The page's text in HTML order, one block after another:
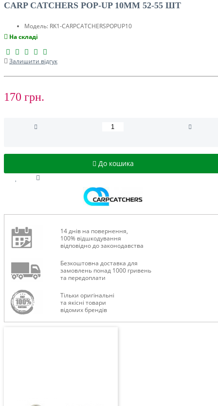
CARP CATCHERS POP-UP 10MM 52-55 ШТ
Модель: RK1-CARPCATCHERSPOPUP10
На складі
Залишити відгук
170 грн.
До кошика
14 днів на повернення,
100% відшкодування
відповідно до законодавства
Безкоштовна доставка для
замовлень понад 1000 гривень
та передоплати
Тільки оригінальні
та якісні товари
відомих брендів